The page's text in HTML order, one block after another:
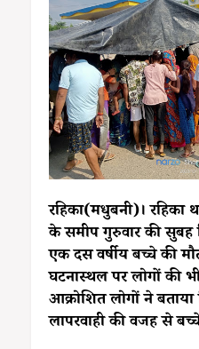
रहिका(मधुबनी)। रहिका
के समीप गुरुवार की
एक दस वर्षीय बच्चे की
घटनास्थल पर लोगों की
आक्रोशित लोगों ने
लापरवाही की वजह से